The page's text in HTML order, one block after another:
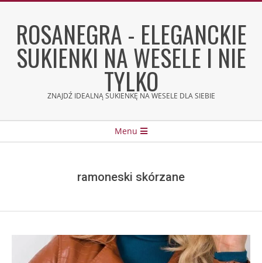
contentROSANEGRA - ELEGANCKIE
SUKIENKI NA WESELE I NIE
TYLKO
ZNAJDŹ IDEALNĄ SUKIENKĘ NA WESELE DLA SIEBIE
Menu
ramoneski skórzane